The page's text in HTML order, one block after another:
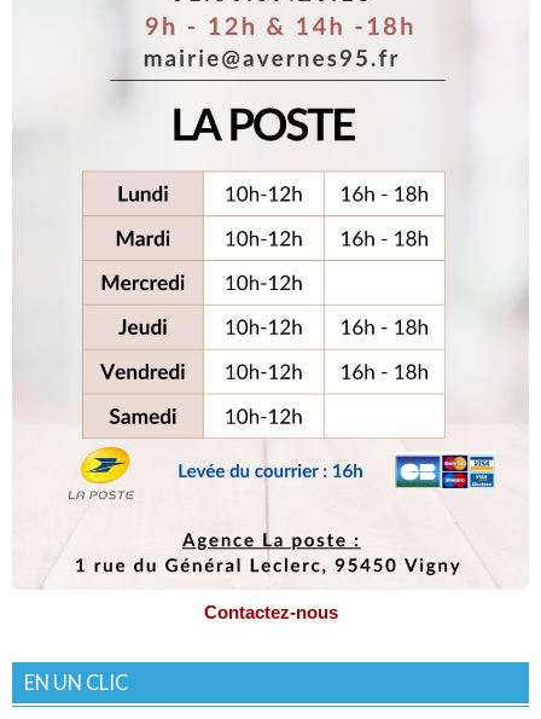
Contactez-nous
EN UN CLIC